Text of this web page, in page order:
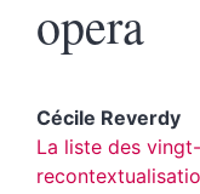
opera
Cécile Reverdy
La liste des